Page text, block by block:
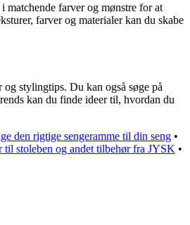
farver og mønstre for at
farver og materialer kan du skabe
stylingtips. Du kan også søge på
kan du finde ideer til, hvordan du
den rigtige sengeramme til din seng •
til stoleben og andet tilbehør fra JYSK •